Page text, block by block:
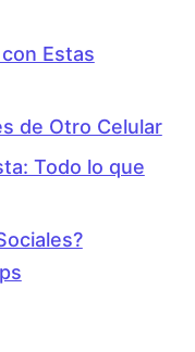
Estas
de Otro Celular
Todo lo que